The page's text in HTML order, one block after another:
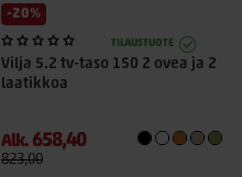
-20%
TILAUSTUOTE
Vilja 5.2 tv-taso 150 2 ovea ja 2
laatikkoa
Alk. 658,40
823,00